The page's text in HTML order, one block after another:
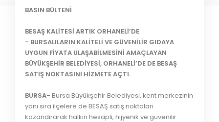
BASIN BÜLTENİ
BESAŞ KALİTESİ ARTIK ORHANELİ’DE
- BURSALILARIN KALİTELİ VE GÜVENİLİR GIDAYA
UYGUN FİYATA ULAŞABİLMESİNİ AMAÇLAYAN
BÜYÜKŞEHİR BELEDİYESİ, ORHANELİ’DE DE BESAŞ
SATIŞ NOKTASINI HİZMETE AÇTI.
BURSA- Bursa Büyükşehir Belediyesi, kent merkezinin
yanı sıra ilçelere de BESAŞ satış noktaları
kazandırarak halkın hesaplı, hijyenik ve güvenilir